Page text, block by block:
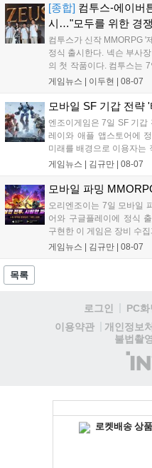
서는 대회 규정에 따라 별
[종합] 컴투스-에이버
시…"모두를 위한 경
컴투스가 신작 MMORPG '
정식 출시한다. 넥슨 부사
의 첫 작품이다. 컴투스는
심 콘텐츠, 유료화 정책, 운
의 오만으로 균열이...
게임뉴스 | 이두현 08-07
모바일 SF 기갑 전략
엔조이게임은 7일 SF 기갑
레이와 애플 앱스토어에
미래를 배경으로 이용자는
위한 전투를 펼친다. 지휘
지원 보상을 제공한다. 상
게임뉴스 | 김규만 08-07
모바일 파밍
오리엔조이는 7일 모바일
어와 구글플레이에 정식
구현한 이 게임은 장비 수
무기 스킬을 활용한 전략
혜택을 지급하며, 상세 내
는 게임 접속 및 주요 콘텐
게임뉴스 | 김규만 08-07
목록
로그인 PC화
이용약관
개인정보
불법촬